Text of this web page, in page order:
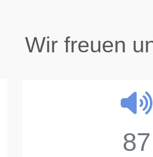
Wir freuen
87